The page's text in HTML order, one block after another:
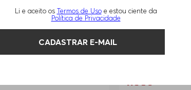
Li e aceito os Termos de Uso e estou ciente da
Política de Privacidade
CADASTRAR E-MAIL